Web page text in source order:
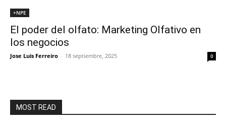
+NPE
El poder del olfato: Marketing Olfativo en
los negocios
Jose Luis Ferreiro - 18 septiembre, 2025 0
MOST READ